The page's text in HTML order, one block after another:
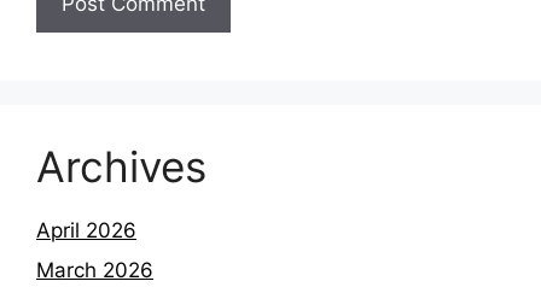
Archives
April 2026
March 2026